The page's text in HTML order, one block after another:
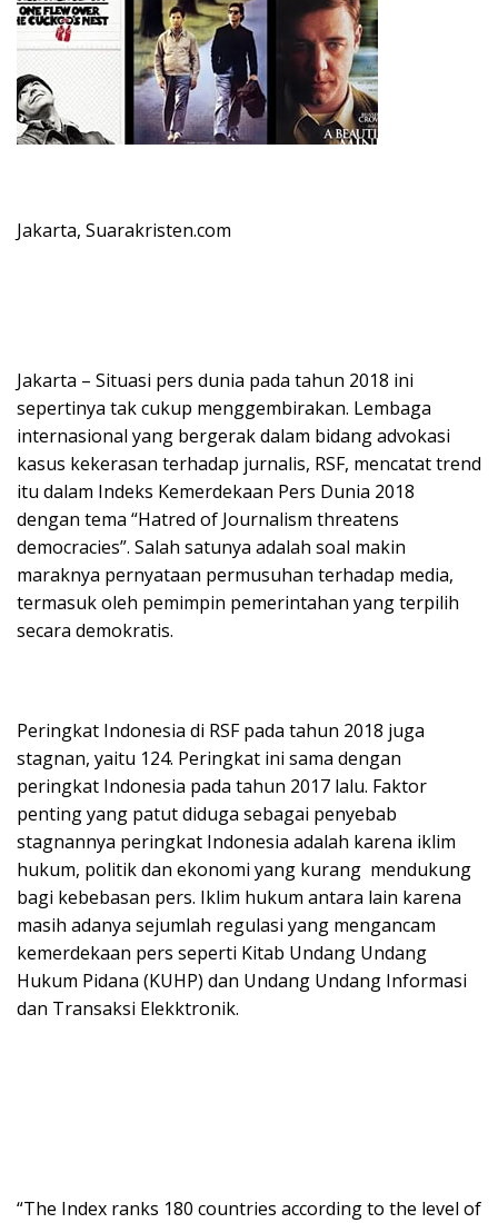
Jakarta, Suarakristen.com
Jakarta – Situasi pers dunia pada tahun 2018 ini
sepertinya tak cukup menggembirakan. Lembaga
internasional yang bergerak dalam bidang advokasi
kasus kekerasan terhadap jurnalis, RSF, mencatat trend
itu dalam Indeks Kemerdekaan Pers Dunia 2018
dengan tema “Hatred of Journalism threatens
democracies”. Salah satunya adalah soal makin
maraknya pernyataan permusuhan terhadap media,
termasuk oleh pemimpin pemerintahan yang terpilih
secara demokratis.
Peringkat Indonesia di RSF pada tahun 2018 juga
stagnan, yaitu 124. Peringkat ini sama dengan
peringkat Indonesia pada tahun 2017 lalu. Faktor
penting yang patut diduga sebagai penyebab
stagnannya peringkat Indonesia adalah karena iklim
hukum, politik dan ekonomi yang kurang mendukung
bagi kebebasan pers. Iklim hukum antara lain karena
masih adanya sejumlah regulasi yang mengancam
kemerdekaan pers seperti Kitab Undang Undang
Hukum Pidana (KUHP) dan Undang Undang Informasi
dan Transaksi Elekktronik.
“The Index ranks 180 countries according to the level of